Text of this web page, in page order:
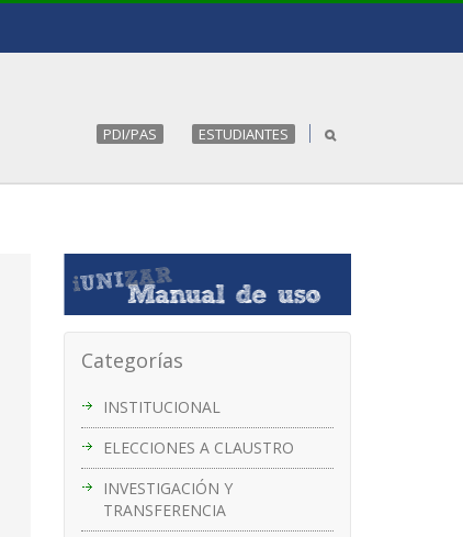
PDI/PAS ESTUDIANTES
Categorías
INSTITUCIONAL
ELECCIONES A CLAUSTRO
INVESTIGACIÓN Y
TRANSFERENCIA